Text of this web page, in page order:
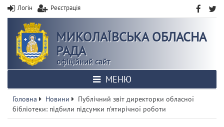
Логін Реєстрація
МИКОЛАЇВСЬКА ОБЛАСНА
РАДА
офіційний сайт
МЕНЮ
Головна Новини
Публічний звіт директорки обласної
бібліотеки: підбили підсумки п’ятирічної роботи